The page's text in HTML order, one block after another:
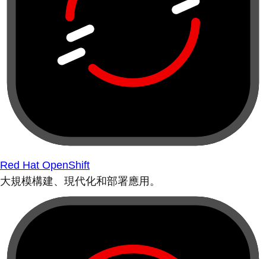
Red Hat OpenShift
大規模構建、現代化和部署應用。